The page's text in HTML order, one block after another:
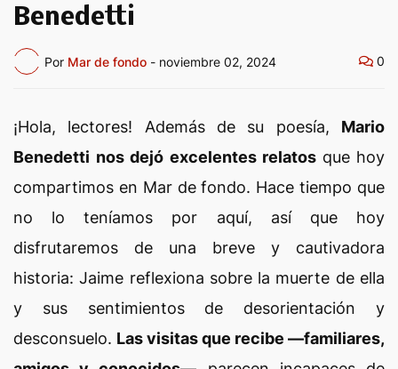
Benedetti
Por Mar de fondo - noviembre 02, 2024 0
¡Hola, lectores! Además de su poesía, Mario
Benedetti nos dejó excelentes relatos que hoy
compartimos en Mar de fondo. Hace tiempo que
no lo teníamos por aquí, así que hoy
disfrutaremos de una breve y cautivadora
historia: Jaime reflexiona sobre la muerte de ella
y sus sentimientos de desorientación y
desconsuelo. Las visitas que recibe —familiares,